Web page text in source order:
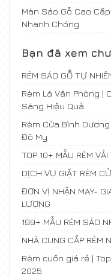
Màn Sáo Gỗ Cao
Nhanh Chóng
Bạn đã xem
RÈM SÁO GỖ TỰ
Rèm Lá Văn Phòng |
Sáng Hiệu Quả
Rèm Cửa Bình
Đô My
TOP 10+ MẪU RÈM
DỊCH VỤ GIẶT RÈM
ĐƠN VỊ NHẬN MAY-
LƯỢNG
199+ MẪU RÈM SÁO
NHÀ CUNG CẤP RÈM
Rèm cuốn giá rẻ |
2025